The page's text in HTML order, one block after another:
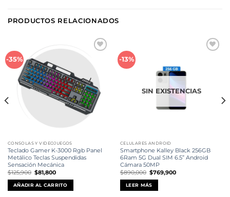
PRODUCTOS RELACIONADOS
-35%
CONSOLAS Y VIDEOJUEGOS
Teclado Gamer K-3000 Rgb Panel
Metálico Teclas Suspendidas
Sensación Mecánica
$125,900 El
precio
original
era:
$125,900.
$81,800El
actual
es:
$81,800.
AÑADIR AL CARRITO
-13%
SIN EXISTENCIAS
CELULARES ANDROID
Smartphone Kalley Black 256GB
6Ram 5G Dual SIM 6.5” Android
Cámara 50MP
$890,000 El
precio
original
era:
$890,000.
$769,900El
LEER MÁS